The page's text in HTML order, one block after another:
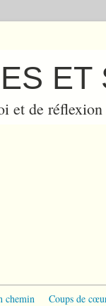
ET
et de
chemin Coups de